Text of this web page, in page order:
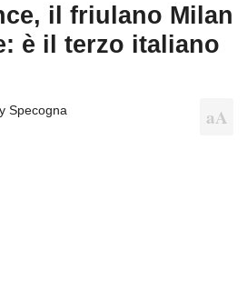
il friulano Milan
è il terzo italiano
Specogna